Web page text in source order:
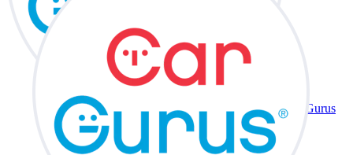
CarGurus